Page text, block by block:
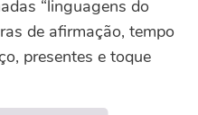
“linguagens do
de afirmação, tempo
presentes e toque